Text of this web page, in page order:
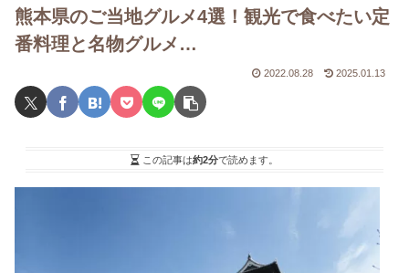
熊本県のご当地グルメ4選！観光で食べたい定
番料理と名物グルメ…
2022.08.28 2025.01.13
この記事は約2分で読めます。